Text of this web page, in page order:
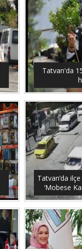
Tatvan'da
Tatvan’da
‘Mobese